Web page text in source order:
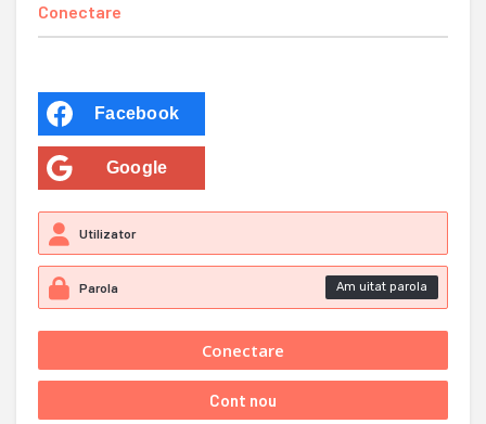
Conectare
Facebook
Google
Am uitat parola